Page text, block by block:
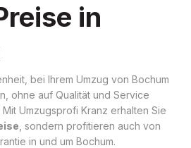
in
bei Ihrem Umzug von Bochum
ohne auf Qualität und Service
Umzugsprofi Kranz erhalten Sie
, sondern profitieren auch von
in und um Bochum.